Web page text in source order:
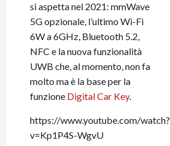
si aspetta nel 2021: mmWave
5G opzionale, l’ultimo Wi-Fi
6W a 6GHz, Bluetooth 5.2,
NFC e la nuova funzionalità
UWB che, al momento, non fa
molto ma è la base per la
funzione Digital Car Key.
https://www.youtube.com/watch?
v=Kp1P4S-WgvU